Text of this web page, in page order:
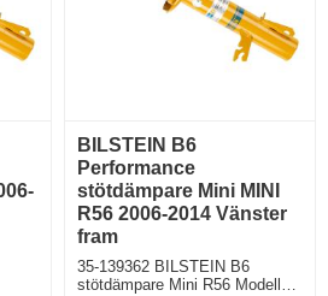
BILSTEIN B6
Performance
stötdämpare Mini MINI
R56 2006-2014 Vänster
fram
35-139362 BILSTEIN B6
stötdämpare Mini R56 Modell